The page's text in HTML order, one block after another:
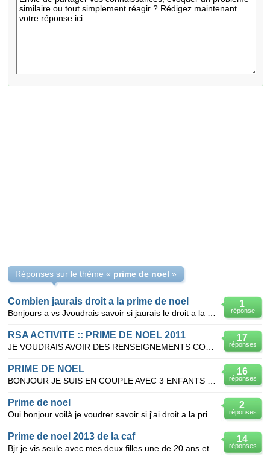
Réponses sur le thème « prime de noel »
1
réponse
Combien jaurais droit a la prime de noel
17
réponses
RSA ACTIVITE :: PRIME DE NOEL 2011
16
réponses
PRIME DE NOEL
2
réponses
Prime de noel
14
réponses
Prime de noel 2013 de la caf